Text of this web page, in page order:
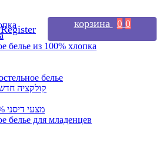
белье из 100% хлопка
белье
- קולקציה
- מצעי דיסני 100% כותנה
белье для младенцев
корзина 0 0